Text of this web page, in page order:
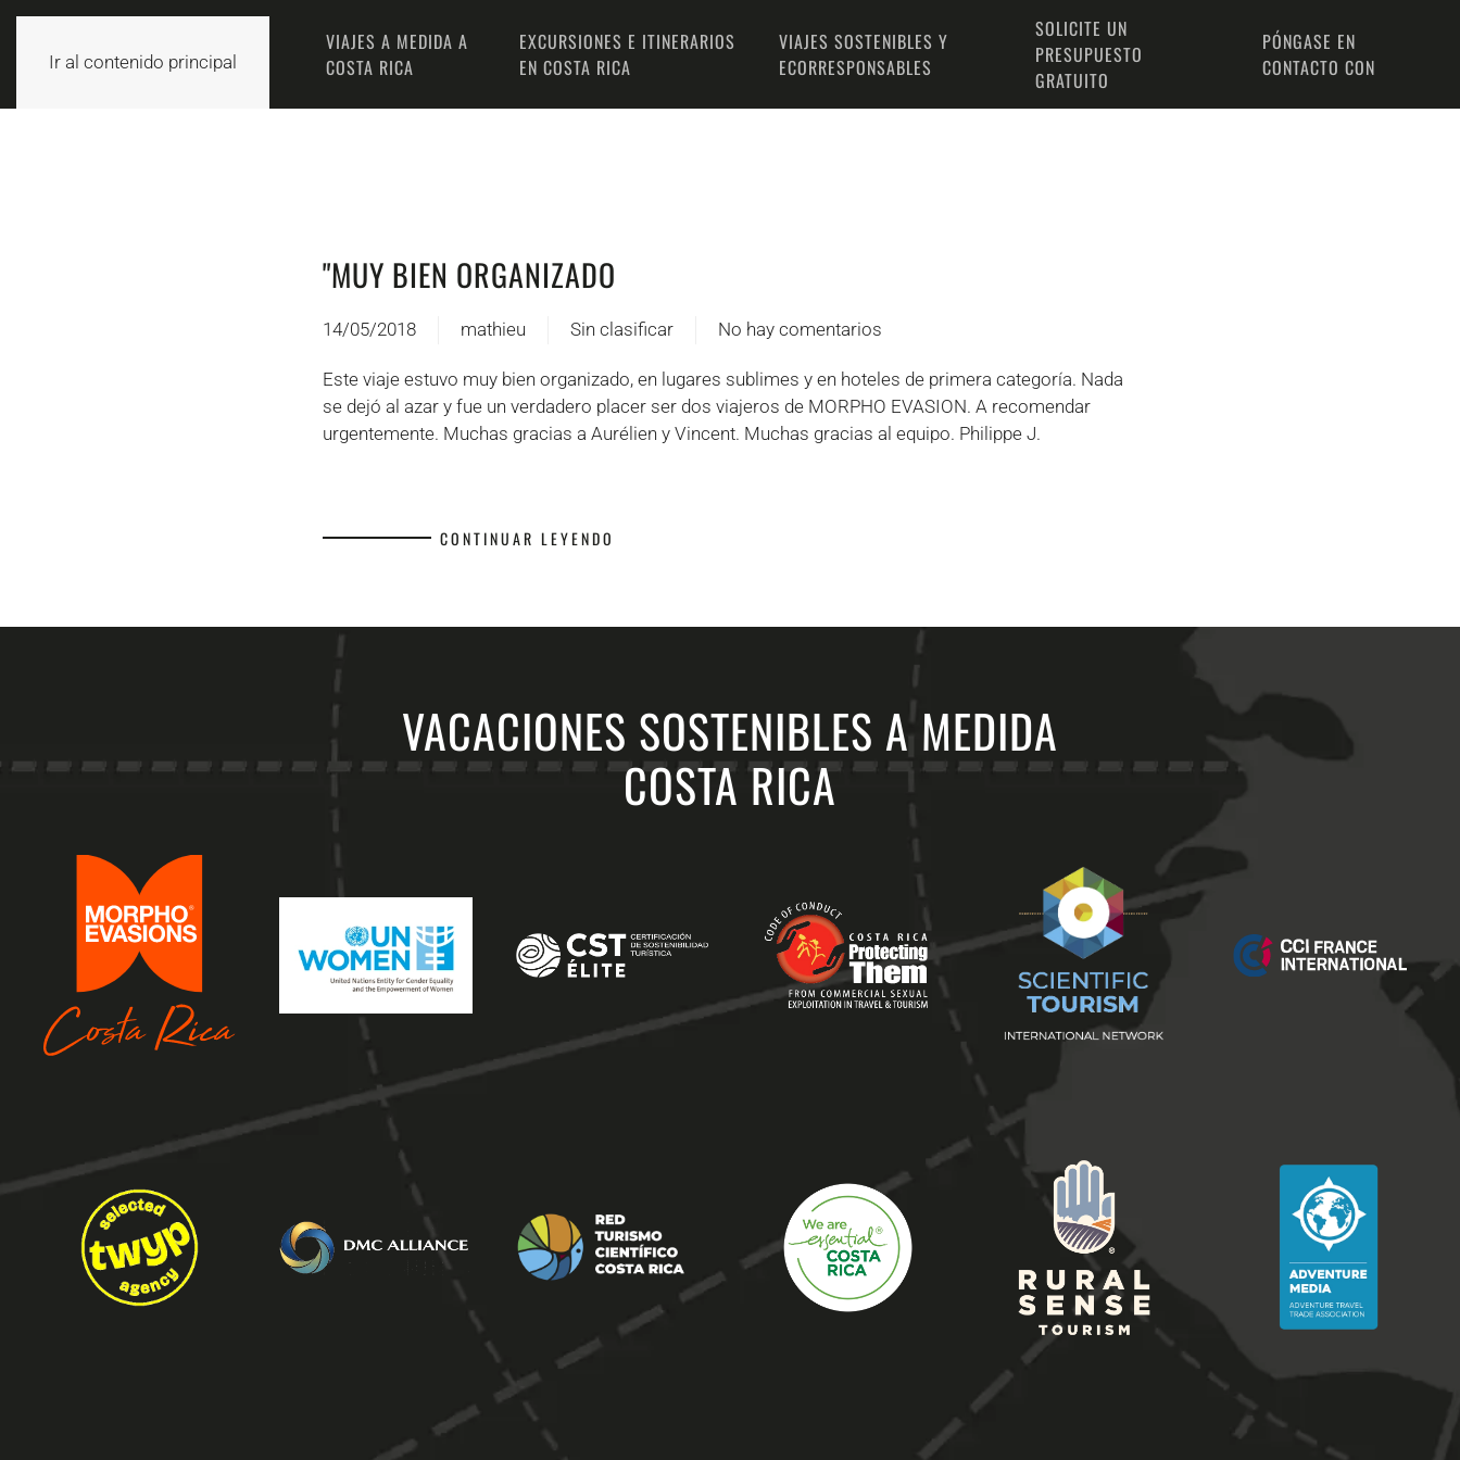
Ir al contenido principal
INICIO
MORPHO
VIAJES A MEDIDA A
COSTA RICA
EXCURSIONES E ITINERARIOS
EN COSTA RICA
VIAJES SOSTENIBLES Y
ECORRESPONSABLES
SOLICITE UN
PRESUPUESTO
GRATUITO
PÓNGASE EN
CONTACTO CON
"MUY BIEN ORGANIZADO
14/05/2018 mathieu Sin clasificar No hay comentarios
en
« Très
bien
organisé »
Este viaje estuvo muy bien organizado, en lugares sublimes y en hoteles de primera categoría. Nada
se dejó al azar y fue un verdadero placer ser dos viajeros de MORPHO EVASION. A recomendar
urgentemente. Muchas gracias a Aurélien y Vincent. Muchas gracias al equipo. Philippe J.
CONTINUAR LEYENDO
VACACIONES SOSTENIBLES A MEDIDA
COSTA RICA